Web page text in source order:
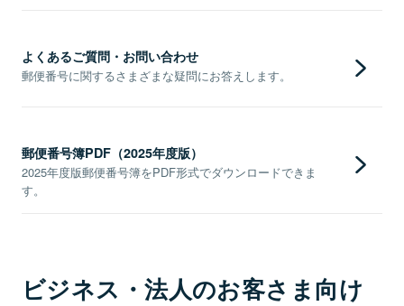
よくあるご質問・お問い合わせ
郵便番号に関するさまざまな疑問にお答えします。
郵便番号簿PDF（2025年度版）
2025年度版郵便番号簿をPDF形式でダウンロードできま
す。
ビジネス・法人のお客さま向け